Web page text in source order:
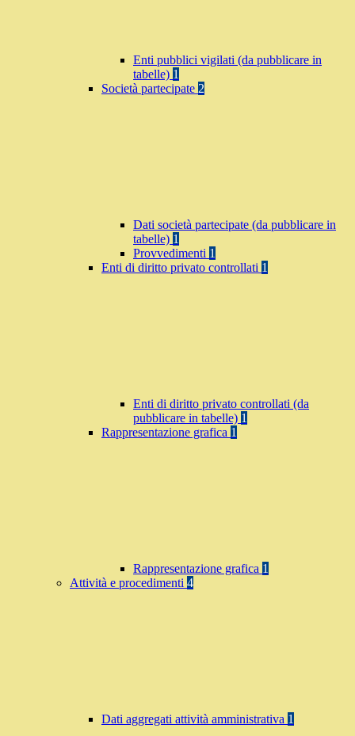
Enti pubblici vigilati (da pubblicare in
tabelle) 1
Società partecipate 2
Dati società partecipate (da pubblicare in
tabelle) 1
Provvedimenti 1
Enti di diritto privato controllati 1
Enti di diritto privato controllati (da
pubblicare in tabelle) 1
Rappresentazione grafica 1
Rappresentazione grafica 1
Attività e procedimenti 4
Dati aggregati attività amministrativa 1